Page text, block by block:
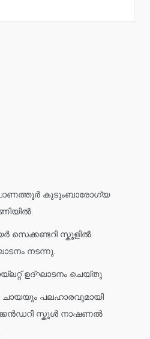
കുടുംബാരോഗ്യ
സെക്കണ്ടറി സ്കൂളിൽ
നടന്നു.
ഉദ്ഘാടനം ചെയ്തു
ചായയും പലഹാരവുമായി
സ്കൂൾ നാഷണൽ